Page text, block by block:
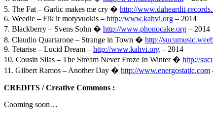
5. The Fat – Garlic makes me cry � http://www.daheardit-
6. Weedie – Eik ir motyvuokis – http://www.kahvi.org – 2014
7. Blackberry – Svens Sohn � http://www.phonocake.org – 2014
8. Claudio Quartarone – Strange in Town � http://
9. Tetarise – Lucid Dream – http://www.kahvi.org – 2014
10. Cousin Silas – The Stream Never Froze In Winter � http://
11. Gilbert Ramos – Another Day � http://www.energostatic.com
CREDITS / Creative Commons :
Cooming soon…